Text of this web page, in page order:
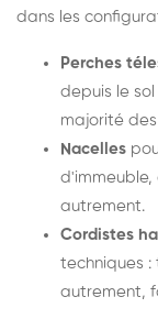
dans les
Perches
depuis le
majorité
Nacelles
d'immeuble,
autrement.
Cordistes
techniques :
autrement,